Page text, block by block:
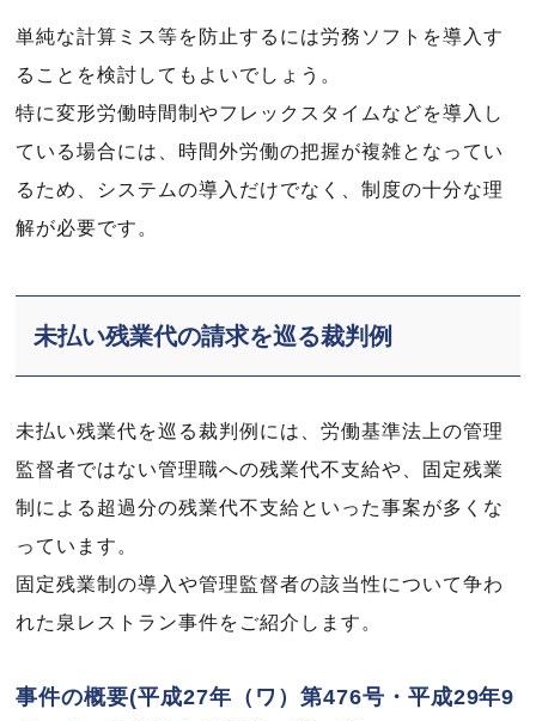
単純な計算ミス等を防止するには労務ソフトを導入す
ることを検討してもよいでしょう。
特に変形労働時間制やフレックスタイムなどを導入し
ている場合には、時間外労働の把握が複雑となってい
るため、システムの導入だけでなく、制度の十分な理
解が必要です。
未払い残業代の請求を巡る裁判例
未払い残業代を巡る裁判例には、労働基準法上の管理
監督者ではない管理職への残業代不支給や、固定残業
制による超過分の残業代不支給といった事案が多くな
っています。
固定残業制の導入や管理監督者の該当性について争わ
れた泉レストラン事件をご紹介します。
事件の概要(平成27年（ワ）第476号・平成29年9